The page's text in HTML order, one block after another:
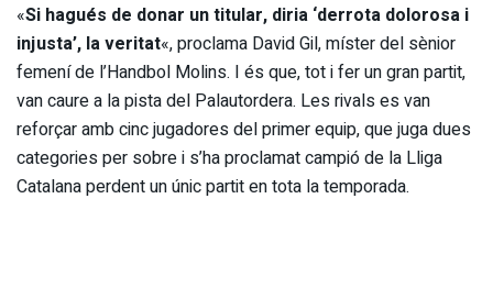
«Si hagués de donar un titular, diria ‘derrota dolorosa i
injusta’, la veritat«, proclama David Gil, míster del sènior
femení de l’Handbol Molins. I és que, tot i fer un gran partit,
van caure a la pista del Palautordera. Les rivals es van
reforçar amb cinc jugadores del primer equip, que juga dues
categories per sobre i s’ha proclamat campió de la Lliga
Catalana perdent un únic partit en tota la temporada.